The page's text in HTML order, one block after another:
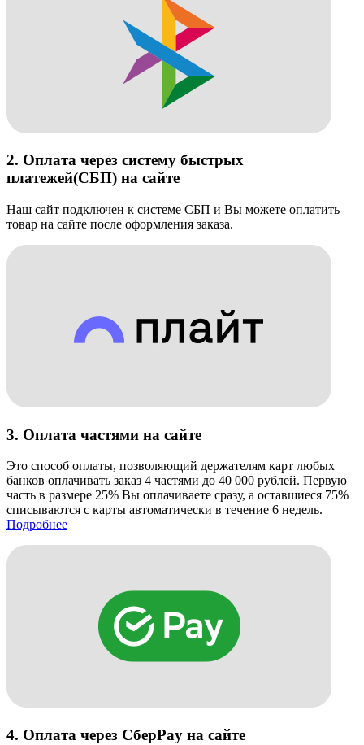
2. Оплата через систему быстрых
платежей(СБП) на сайте
Наш сайт подключен к системе СБП и Вы можете оплатить
товар на сайте после оформления заказа.
3. Оплата частями на сайте
Это способ оплаты, позволяющий держателям карт любых
банков оплачивать заказ 4 частями до 40 000 рублей. Первую
часть в размере 25% Вы оплачиваете сразу, а оставшиеся 75%
списываются с карты автоматически в течение 6 недель.
Подробнее
4. Оплата через СберPay на сайте